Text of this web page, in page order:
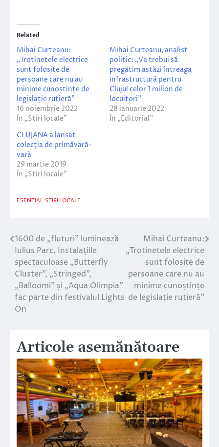
Related
Mihai Curteanu:
„Trotinetele electrice
sunt folosite de
persoane care nu au
minime cunoștințe de
legislație rutieră”
16 noiembrie 2022
În „Stiri locale”
Mihai Curteanu, analist
politic: „Va trebui să
pregătim astăzi întreaga
infrastructură pentru
Clujul celor 1 milion de
locuitori”
28 ianuarie 2022
În „Editorial”
CLUJANA a lansat
colecția de primăvară-
vară
29 martie 2019
În „Stiri locale”
ESENTIAL STIRI LOCALE
Navigare
în
articole
1600 de „fluturi” luminează
Iulius Parc. Instalațiile
spectaculoase „Butterfly
Cluster”, „Stringed”,
„Balloomi” și „Aqua Olimpia”
fac parte din festivalul Lights
On
Mihai Curteanu:
„Trotinetele electrice
sunt folosite de
persoane care nu au
minime cunoștințe
de legislație rutieră”
Articole asemănătoare